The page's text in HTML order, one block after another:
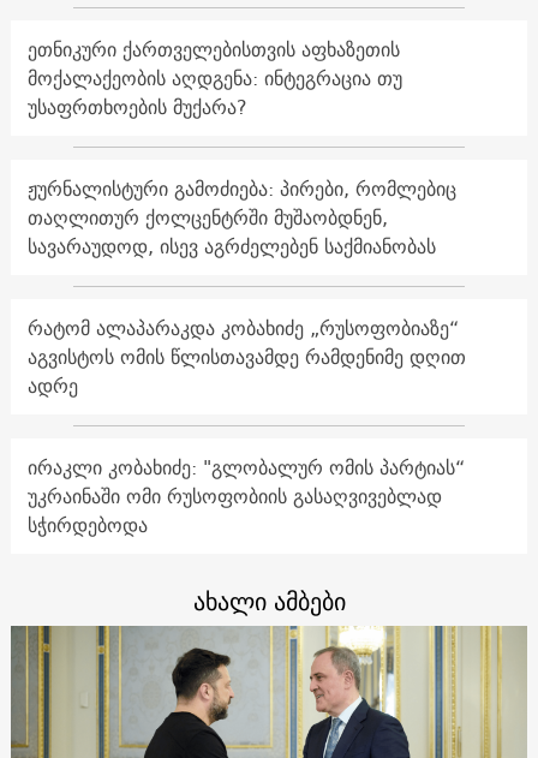
ეთნიკური ქართველებისთვის აფხაზეთის
მოქალაქეობის აღდგენა: ინტეგრაცია თუ
უსაფრთხოების მუქარა?
ჟურნალისტური გამოძიება: პირები, რომლებიც
თაღლითურ ქოლცენტრში მუშაობდნენ,
სავარაუდოდ, ისევ აგრძელებენ საქმიანობას
რატომ ალაპარაკდა კობახიძე „რუსოფობიაზე“
აგვისტოს ომის წლისთავამდე რამდენიმე დღით
ადრე
ირაკლი კობახიძე: "გლობალურ ომის პარტიას“
უკრაინაში ომი რუსოფობიის გასაღვივებლად
სჭირდებოდა
ახალი ამბები